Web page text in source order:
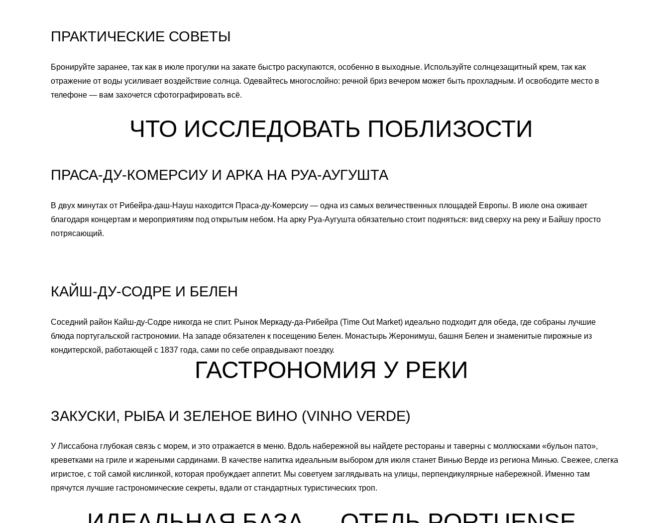
ПРАКТИЧЕСКИЕ СОВЕТЫ
Бронируйте заранее, так как в июле прогулки на закате быстро раскупаются, особенно в выходные. Используйте солнцезащитный крем, так как
отражение от воды усиливает воздействие солнца. Одевайтесь многослойно: речной бриз вечером может быть прохладным. И освободите место в
телефоне — вам захочется сфотографировать всё.
ЧТО ИССЛЕДОВАТЬ ПОБЛИЗОСТИ
ПРАСА-ДУ-КОМЕРСИУ И АРКА НА РУА-АУГУШТА
В двух минутах от Рибейра-даш-Науш находится Праса-ду-Комерсиу — одна из самых величественных площадей Европы. В июле она оживает
благодаря концертам и мероприятиям под открытым небом. На арку Руа-Аугушта обязательно стоит подняться: вид сверху на реку и Байшу просто
потрясающий.
КАЙШ-ДУ-СОДРЕ И БЕЛЕН
Соседний район Кайш-ду-Содре никогда не спит. Рынок Меркаду-да-Рибейра (Time Out Market) идеально подходит для обеда, где собраны лучшие
блюда португальской гастрономии. На западе обязателен к посещению Белен. Монастырь Жеронимуш, башня Белен и знаменитые пирожные из
кондитерской, работающей с 1837 года, сами по себе оправдывают поездку.
ГАСТРОНОМИЯ У РЕКИ
ЗАКУСКИ, РЫБА И ЗЕЛЕНОЕ ВИНО (VINHO VERDE)
У Лиссабона глубокая связь с морем, и это отражается в меню. Вдоль набережной вы найдете рестораны и таверны с моллюсками «бульон пато»,
креветками на гриле и жареными сардинами. В качестве напитка идеальным выбором для июля станет Винью Верде из региона Минью. Свежее, слегка
игристое, с той самой кислинкой, которая пробуждает аппетит. Мы советуем заглядывать на улицы, перпендикулярные набережной. Именно там
прячутся лучшие гастрономические секреты, вдали от стандартных туристических троп.